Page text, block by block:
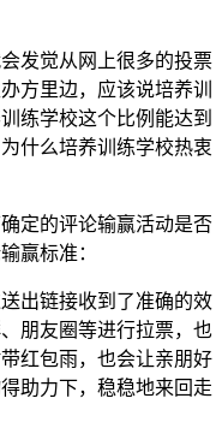
发觉从网上很多的投票
方里边，应该说培养训
练学校这个比例能达到
什么培养训练学校热衷
定的评论输赢活动是否
赢标准：
出链接收到了准确的效
朋友圈等进行拉票，也
红包雨，也会让亲朋好
助力下，稳稳地来回走